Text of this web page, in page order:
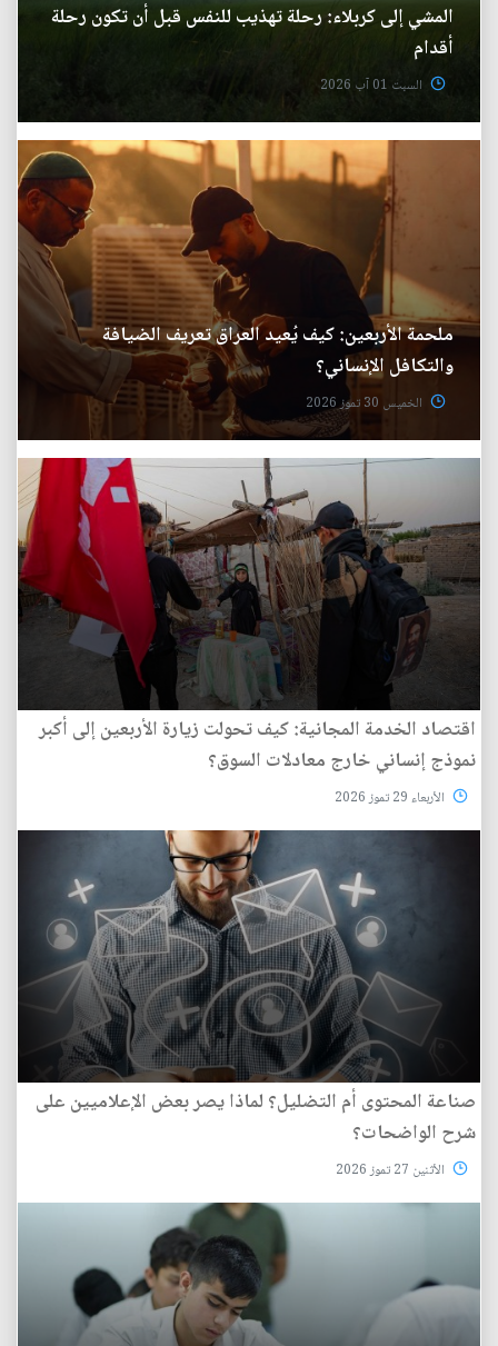
المشي إلى كربلاء: رحلة تهذيب للنفس قبل أن تكون رحلة
أقدام
السبت 01 آب 2026
ملحمة الأربعين: كيف يُعيد العراق تعريف الضيافة
والتكافل الإنساني؟
الخميس 30 تموز 2026
اقتصاد الخدمة المجانية: كيف تحولت زيارة الأربعين إلى أكبر
نموذج إنساني خارج معادلات السوق؟
الأربعاء 29 تموز 2026
صناعة المحتوى أم التضليل؟ لماذا يصر بعض الإعلاميين على
شرح الواضحات؟
الأثنين 27 تموز 2026